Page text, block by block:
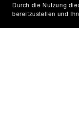
Durch die Nutzung
bereitzustellen und